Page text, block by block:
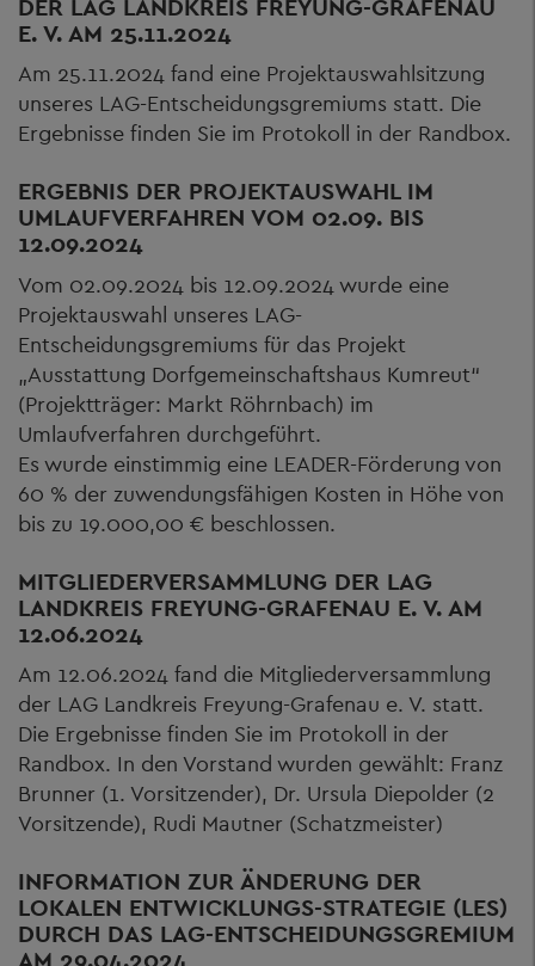
DER LAG LANDKREIS FREYUNG-GRAFENAU
E. V. AM 25.11.2024
Am 25.11.2024 fand eine Projektauswahlsitzung
unseres LAG-Entscheidungsgremiums statt. Die
Ergebnisse finden Sie im Protokoll in der Randbox.
ERGEBNIS DER PROJEKTAUSWAHL IM
UMLAUFVERFAHREN VOM 02.09. BIS
12.09.2024
Vom 02.09.2024 bis 12.09.2024 wurde eine
Projektauswahl unseres LAG-
Entscheidungsgremiums für das Projekt
„Ausstattung Dorfgemeinschaftshaus Kumreut“
(Projektträger: Markt Röhrnbach) im
Umlaufverfahren durchgeführt.
Es wurde einstimmig eine LEADER-Förderung von
60 % der zuwendungsfähigen Kosten in Höhe von
bis zu 19.000,00 € beschlossen.
MITGLIEDERVERSAMMLUNG DER LAG
LANDKREIS FREYUNG-GRAFENAU E. V. AM
12.06.2024
Am 12.06.2024 fand die Mitgliederversammlung
der LAG Landkreis Freyung-Grafenau e. V. statt.
Die Ergebnisse finden Sie im Protokoll in der
Randbox. In den Vorstand wurden gewählt: Franz
Brunner (1. Vorsitzender), Dr. Ursula Diepolder (2
Vorsitzende), Rudi Mautner (Schatzmeister)
INFORMATION ZUR ÄNDERUNG DER
LOKALEN ENTWICKLUNGS-STRATEGIE (LES)
DURCH DAS LAG-ENTSCHEIDUNGSGREMIUM